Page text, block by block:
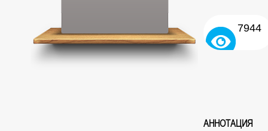
7944
АННОТАЦИЯ